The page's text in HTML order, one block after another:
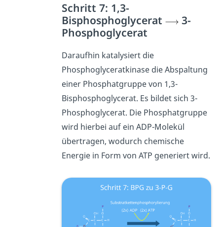
Schritt 7: 1,3-
Bisphosphoglycerat
3-
Phosphoglycerat
Daraufhin katalysiert die
Phosphoglyceratkinase die Abspaltung
einer Phosphatgruppe von 1,3-
Bisphosphoglycerat. Es bildet sich 3-
Phosphoglycerat. Die Phosphatgruppe
wird hierbei auf ein ADP-Molekül
übertragen, wodurch chemische
Energie in Form von ATP generiert wird.